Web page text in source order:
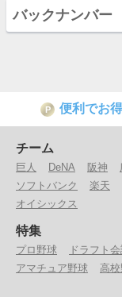
バックナンバー
P 便利でお
チーム
巨人 DeNA 阪神
ソフトバンク
楽天
オイシックス
特集
プロ野球 ドラフト
アマチュア野球
高